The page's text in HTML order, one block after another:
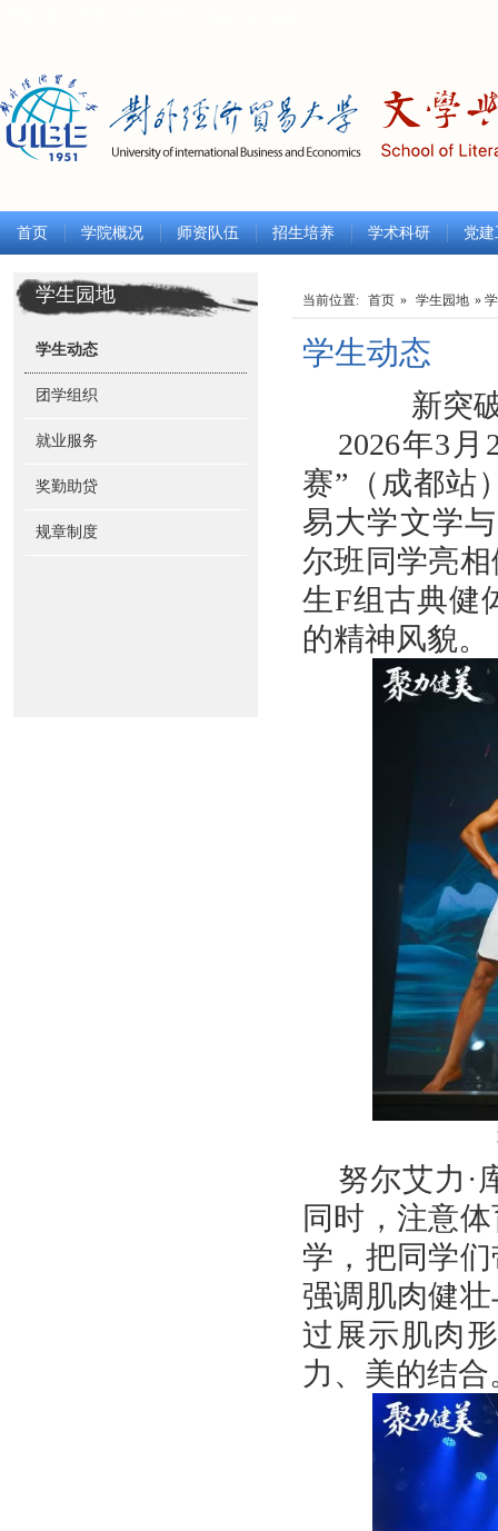
首页 学院概况 师资队伍 招生培养 学术科研 党
学生园地
学生动态
团学组织
就业服务
奖勤助贷
规章制度
当前位置: 首页 » 学生园地 »
学生动态
新突
2026年3月
赛”（成都站
易大学文学
尔班同学亮
生F组古典健
的精神风貌。
努尔艾力·
同时，注意
学，把同学
强调肌肉健
过展示肌肉
力、美的结合